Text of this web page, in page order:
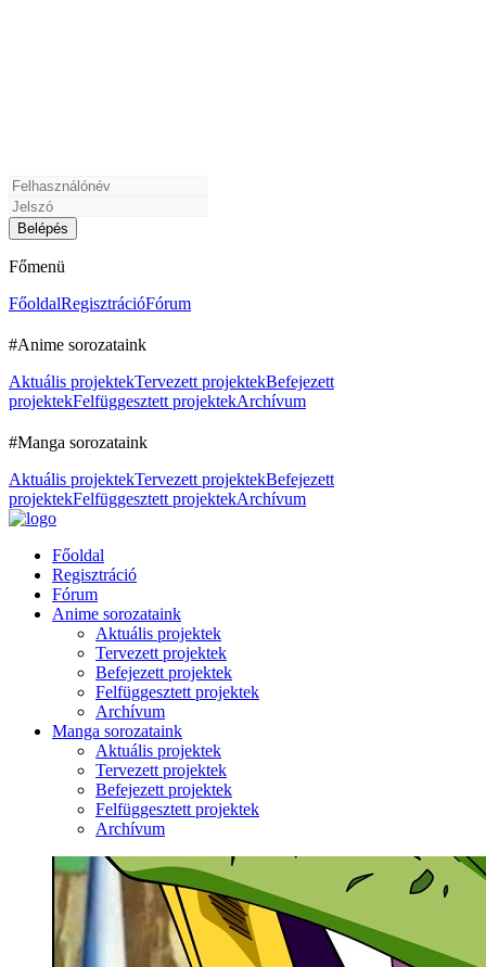
Főmenü
FőoldalRegisztrációFórum
#Anime sorozataink
Aktuális projektekTervezett projektekBefejezett
projektekFelfüggesztett projektekArchívum
#Manga sorozataink
Aktuális projektekTervezett projektekBefejezett
projektekFelfüggesztett projektekArchívum
Főoldal
Regisztráció
Fórum
Anime sorozataink
Aktuális projektek
Tervezett projektek
Befejezett projektek
Felfüggesztett projektek
Archívum
Manga sorozataink
Aktuális projektek
Tervezett projektek
Befejezett projektek
Felfüggesztett projektek
Archívum